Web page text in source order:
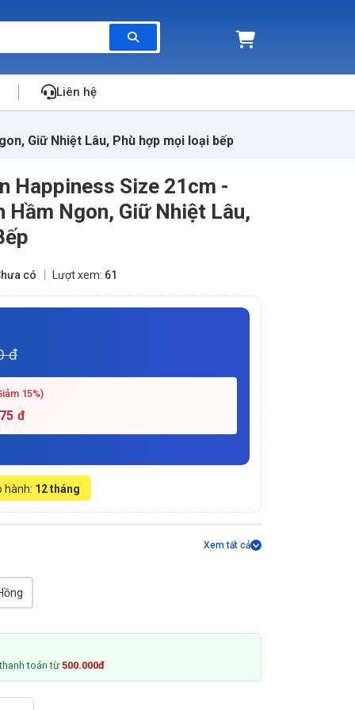
Liên hệ
Giữ Nhiệt Lâu, Phù hợp mọi loại bếp
Happiness Size 21cm -
Hầm Ngon, Giữ Nhiệt Lâu,
có Lượt xem: 61
đ
15%)
đ
hành: 12 tháng
Xem tất cả
toán từ500.000đ